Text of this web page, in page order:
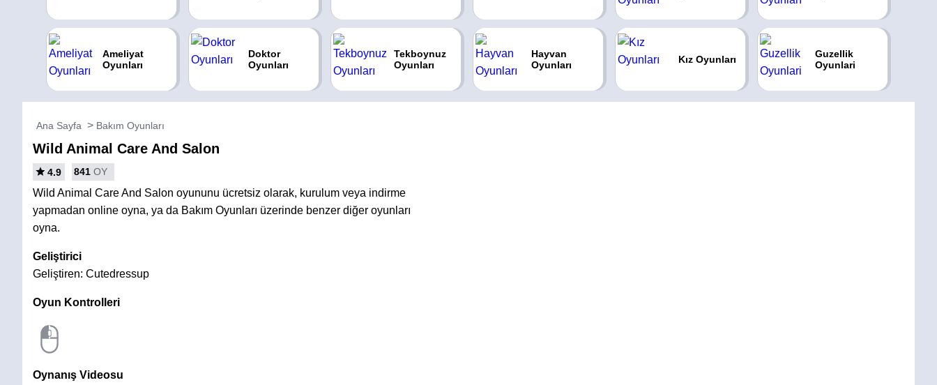
Ameliyat
Oyunları
Doktor
Oyunları
Tekboynuz
Oyunları
Hayvan
Oyunları
Kız Oyunları
Guzellik
Oyunlari
Ana Sayfa Bakım Oyunları
Wild Animal Care And Salon
4.9 841 OY
Wild Animal Care And Salon oyununu ücretsiz olarak, kurulum veya indirme
yapmadan online oyna, ya da Bakım Oyunları üzerinde benzer diğer oyunları
oyna.
Geliştirici
Geliştiren: Cutedressup
Oyun Kontrolleri
Oynanış Videosu